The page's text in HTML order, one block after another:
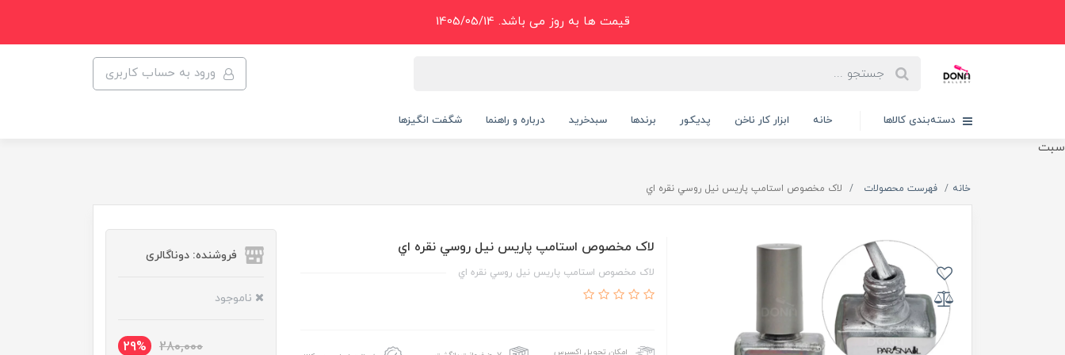
سبت
قیمت ها به روز می باشد. 1405/05/14
ورود به حساب کاربری
دسته‌بندی کالاها خانه ابزار کار ناخن پدیکور برندها سبدخرید درباره و راهنما شگفت انگیزها
خانه فهرست محصولات لاک مخصوص استامپ پاريس نيل روسي نقره اي
لاک مخصوص استامپ پاريس نيل روسي نقره اي
لاک مخصوص استامپ پاريس نيل روسي نقره اي
امکان تحویل اکسپرس
فروشنده: دوناگالری
ناموجود
280,000
29%